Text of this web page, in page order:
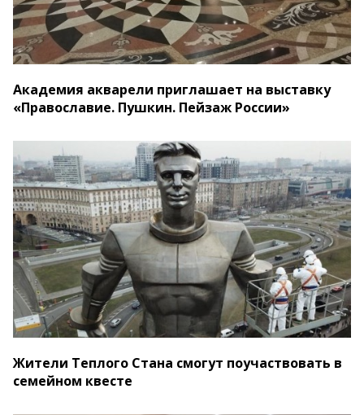
Академия акварели приглашает на выставку
«Православие. Пушкин. Пейзаж России»
Жители Теплого Стана смогут поучаствовать в
семейном квесте